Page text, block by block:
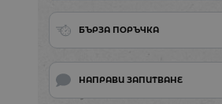
БЪРЗА ПОРЪЧКА
НАПРАВИ ЗАПИТВАНЕ